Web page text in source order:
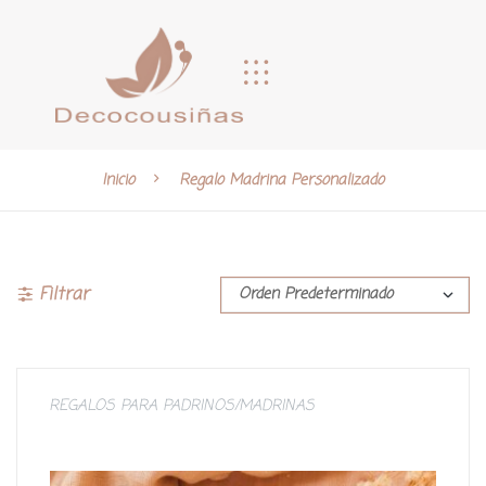
Inicio Regalo Madrina Personalizado
Filtrar
REGALOS PARA PADRINOS/MADRINAS